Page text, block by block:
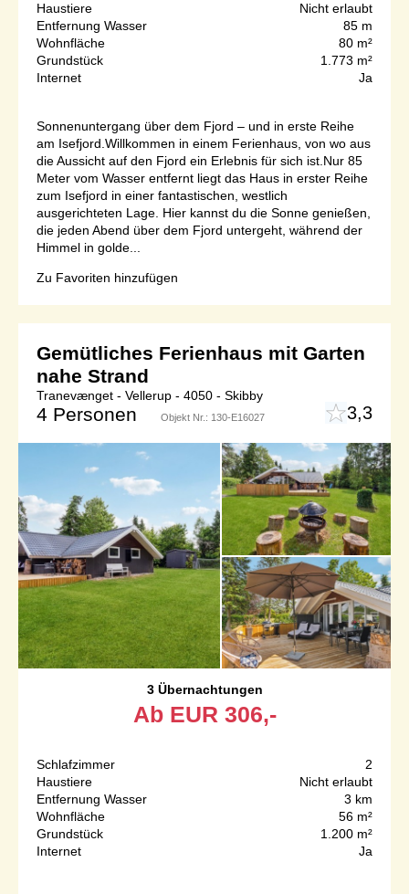
Haustiere
Nicht erlaubt
Entfernung Wasser
85 m
Wohnfläche
80 m²
Grundstück
1.773 m²
Internet
Ja
Sonnenuntergang über dem Fjord – und in erste Reihe
am Isefjord.Willkommen in einem Ferienhaus, von wo aus
die Aussicht auf den Fjord ein Erlebnis für sich ist.Nur 85
Meter vom Wasser entfernt liegt das Haus in erster Reihe
zum Isefjord in einer fantastischen, westlich
ausgerichteten Lage. Hier kannst du die Sonne genießen,
die jeden Abend über dem Fjord untergeht, während der
Himmel in golde...
Zu Favoriten hinzufügen
Gemütliches Ferienhaus mit Garten
nahe Strand
Tranevænget - Vellerup - 4050 - Skibby
4 Personen Objekt Nr.: 130-E16027 3,3
3 Übernachtungen
Ab EUR 306,-
Schlafzimmer
2
Haustiere
Nicht erlaubt
Entfernung Wasser
3 km
Wohnfläche
56 m²
Grundstück
1.200 m²
Internet
Ja